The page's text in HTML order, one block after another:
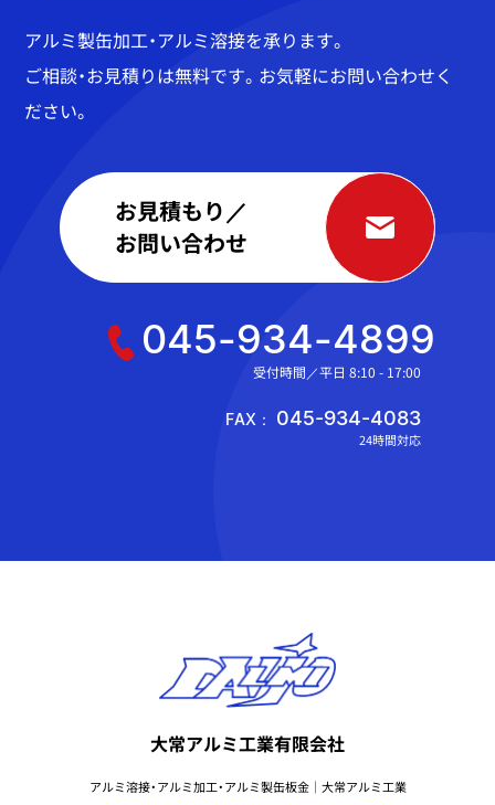
アルミ製缶加工・アルミ溶接を承ります。
ご相談・お見積りは無料です。お気軽にお問い合わせく
ださい。
お見積もり／
お問い合わせ
045-934-4899
受付時間／平日 8:10 - 17:00
FAX： 045-934-4083
24時間対応
大常アルミ工業有限会社
アルミ溶接・アルミ加工・アルミ製缶板金｜大常アルミ工業